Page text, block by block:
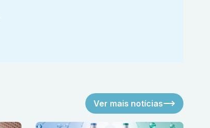
Ver mais notícias